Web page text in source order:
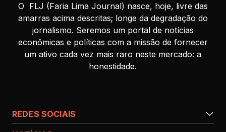
O FLJ (Faria Lima Journal) nasce, hoje, livre das
amarras acima descritas; longe da degradação do
jornalismo. Seremos um portal de notícias
econômicas e políticas com a missão de fornecer
um ativo cada vez mais raro neste mercado: a
honestidade.
REDES SOCIAIS